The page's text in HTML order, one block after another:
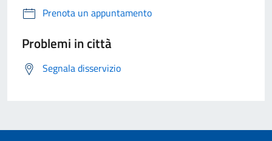
Prenota un appuntamento
Problemi in città
Segnala disservizio